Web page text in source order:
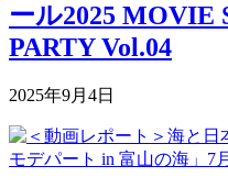
ール2025
PARTY Vol.04
2025年9月4日